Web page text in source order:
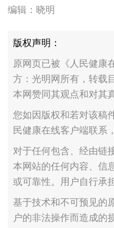
编辑：晓明
版权声明：
原网页已被《人民健康
方：光明网所有，转载
本网赞同其观点和对其
您如因版权和若对该稿
民健康在线客户端联系
对于任何包含、经由链
本网站的任何内容、信
或可靠性。用户自行承
基于技术和不可预见的
户的非法操作而造成的